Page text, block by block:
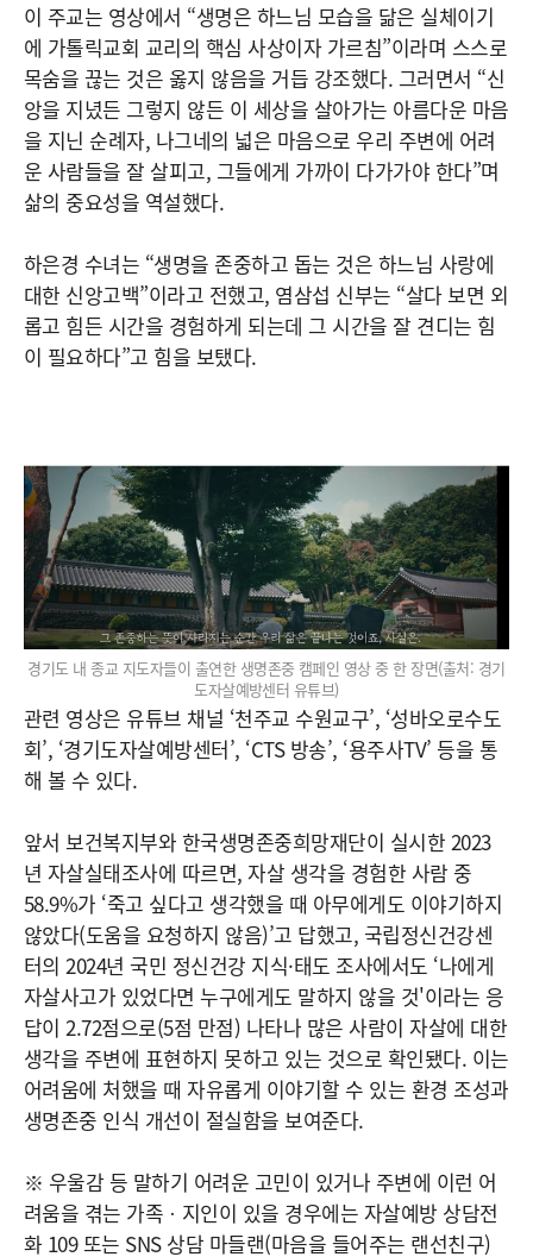
이 주교는 영상에서 “생명은 하느님 모습을 닮은 실체이기
에 가톨릭교회 교리의 핵심 사상이자 가르침”이라며 스스로
목숨을 끊는 것은 옳지 않음을 거듭 강조했다. 그러면서 “신
앙을 지녔든 그렇지 않든 이 세상을 살아가는 아름다운 마음
을 지닌 순례자, 나그네의 넓은 마음으로 우리 주변에 어려
운 사람들을 잘 살피고, 그들에게 가까이 다가가야 한다”며
삶의 중요성을 역설했다.
하은경 수녀는 “생명을 존중하고 돕는 것은 하느님 사랑에
대한 신앙고백”이라고 전했고, 염삼섭 신부는 “살다 보면 외
롭고 힘든 시간을 경험하게 되는데 그 시간을 잘 견디는 힘
이 필요하다”고 힘을 보탰다.
경기도 내 종교 지도자들이 출연한 생명존중 캠페인 영상 중 한 장면(출처: 경기
도자살예방센터 유튜브)
관련 영상은 유튜브 채널 ‘천주교 수원교구’, ‘성바오로수도
회’, ‘경기도자살예방센터’, ‘CTS 방송’, ‘용주사TV’ 등을 통
해 볼 수 있다.
앞서 보건복지부와 한국생명존중희망재단이 실시한 2023
년 자살실태조사에 따르면, 자살 생각을 경험한 사람 중
58.9%가 ‘죽고 싶다고 생각했을 때 아무에게도 이야기하지
않았다(도움을 요청하지 않음)’고 답했고, 국립정신건강센
터의 2024년 국민 정신건강 지식·태도 조사에서도 ‘나에게
자살사고가 있었다면 누구에게도 말하지 않을 것'이라는 응
답이 2.72점으로(5점 만점) 나타나 많은 사람이 자살에 대한
생각을 주변에 표현하지 못하고 있는 것으로 확인됐다. 이는
어려움에 처했을 때 자유롭게 이야기할 수 있는 환경 조성과
생명존중 인식 개선이 절실함을 보여준다.
※ 우울감 등 말하기 어려운 고민이 있거나 주변에 이런 어
려움을 겪는 가족ㆍ지인이 있을 경우에는 자살예방 상담전
화 109 또는 SNS 상담 마들랜(마음을 들어주는 랜선친구)